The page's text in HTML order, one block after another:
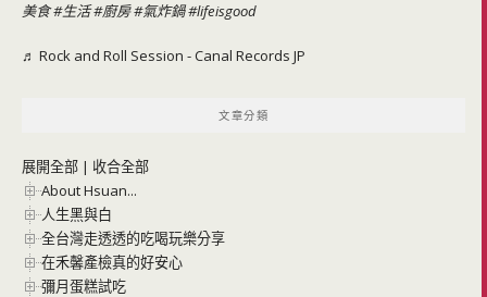
美食#生活#廚房#氣炸鍋#lifeisgood
♬ Rock and Roll Session - Canal Records JP
文章分類
展開全部 | 收合全部
About Hsuan...
人生黑與白
全台灣走透透的吃喝玩樂分享
在禾馨產檢真的好安心
彌月蛋糕試吃